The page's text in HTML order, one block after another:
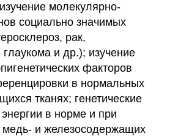
изучение молекулярно-
социально значимых
рак,
и др.); изучение
факторов
в нормальных
тканях; генетические
в норме и при
медь- и железосодержащих